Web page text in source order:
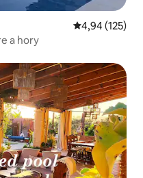
Priemerné
4,94 (125)
a hory